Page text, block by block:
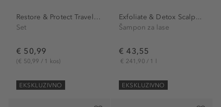
Restore & Protect Travel Kit
Set
€ 50,99
(€ 50,99 / 1 kos)
EKSKLUZIVNO
Exfoliate & Detox Scalp...
Šampon za lase
€ 43,55
€ 241,90 / 1 l
EKSKLUZIVNO